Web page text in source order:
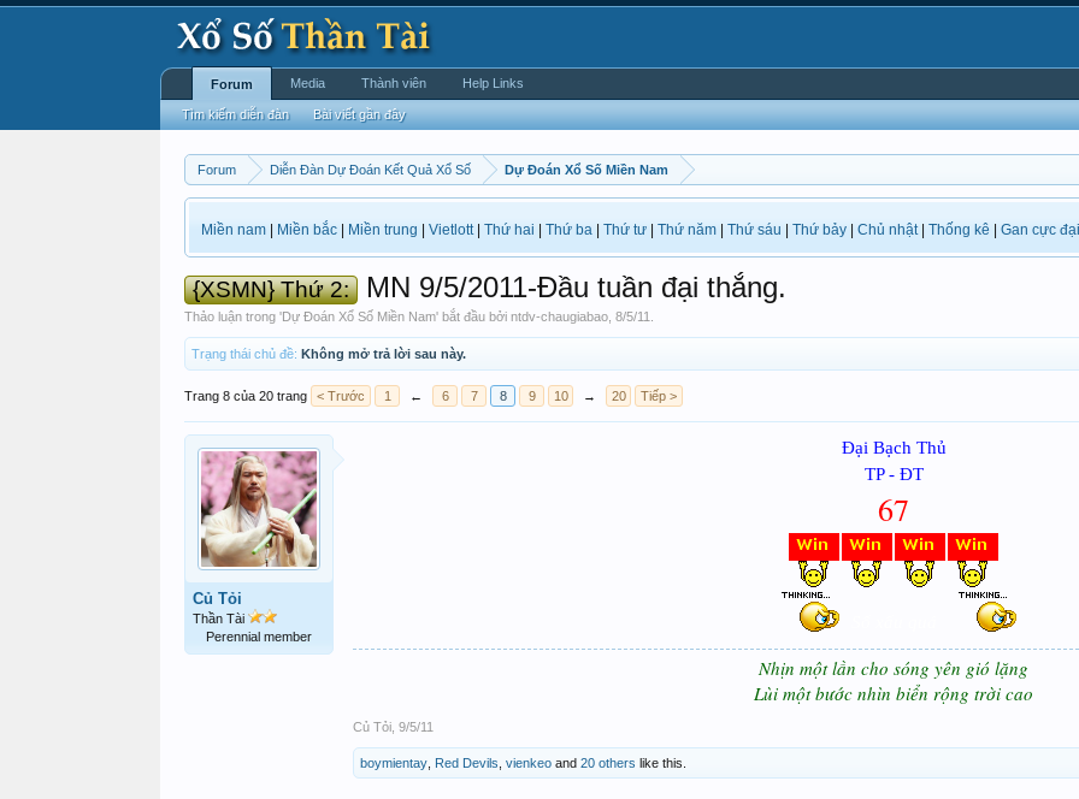
Forum Diễn Đàn Dự Đoán Kết Quả Xổ Số Dự Đoán Xổ Số Miền Nam
Miền nam Miền bắc Miền trung Vietlott| Thứ hai Thứ ba Thứ tư Thứ năm Thứ sáu Thứ bảy Chủ nhật| Thống kê Gan cực đại
{XSMN} Thứ 2: MN 9/5/2011-Đầu tuần đại thắng.
Thảo luận trong 'Dự Đoán Xổ Số Miền Nam' bắt đầu bởi ntdv-chaugiabao 8/5/11
Trạng thái chủ đề: Không mở trả lời sau này.
Trang 8 của 20 trang < Trước 1 ← 6 7 8 9 10 → 20 Tiếp >
Củ Tỏi
Thần Tài
Perennial member
Đại Bạch Thủ
TP - ĐT
67
Nhịn một lần cho sóng yên gió lặng
Lùi một bước nhìn biển rộng trời cao
Củ Tỏi 9/5/11
boymientay Red Devils vienkeo and 20 others like this.
Forum
Tìm kiếm diễn đàn Bài viết gần đây
Media Thành viên Help Links